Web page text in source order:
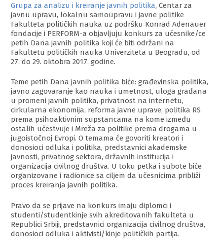
Grupa za analizu i kreiranje javnih politika, Centar za
javnu upravu, lokalnu samoupravu i javne politike
Fakulteta političkih nauka uz podršku Konrad Adenauer
fondacije i PERFORM-a objavljuju konkurs za učesnike/ce
petih Dana javnih politika koji će biti održani na
Fakultetu političkih nauka Univerziteta u Beogradu, od
27. do 29. oktobra 2017. godine.
Teme petih Dana javnih politika biće: građevinska politika,
javno zagovaranje kao nauka i umetnost, uloga građana
u promeni javnih politika, privatnost na internetu,
cirkularna ekonomija, reforma javne uprave, politika RS
prema psihoaktivnim supstancama na kome između
ostalih učestvuje i Mreža za politike prema drogama u
jugoistočnoj Evropi. O temama će govoriti kreatori i
donosioci odluka i politika, predstavnici akademske
javnosti, privatnog sektora, državnih institucija i
organizacija civilnog društva. U toku petka i subote biće
organizovane i radionice sa ciljem da učesnicima približi
proces kreiranja javnih politika.
Pravo da se prijave na konkurs imaju diplomci i
studenti/studentkinje svih akreditovanih fakulteta u
Republici Srbiji, predstavnici organizacija civilnog društva,
donosioci odluka i aktivisti/kinje političkih partija.